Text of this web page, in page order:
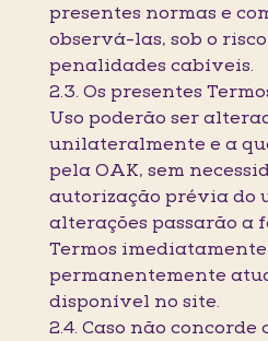
presentes normas e
observá-las, sob o
penalidades cabíveis.
2.3. Os presentes
Uso poderão ser
unilateralmente e a
pela OAK, sem
autorização prévia do
alterações passarão a
Termos
permanentemente
disponível no site.
2.4. Caso não